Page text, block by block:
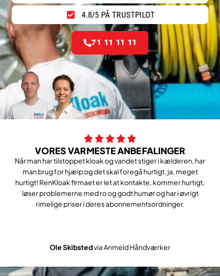
4.8/5 PÅ TRUSTPILOT
71 11 11 11
VORES VARMESTE ANBEFALINGER
Når man har tilstoppet kloak og vandet stiger i kælderen, har
man brug for hjælp og det skal foregå hurtigt, ja, meget
hurtigt! RenKloak firmaet er let at kontakte, kommer hurtigt,
løser problemerne med ro og godt humør og har i øvrigt
rimelige priser i deres abonnementsordninger.
Ole Skibstedvia Anmeld Håndværker